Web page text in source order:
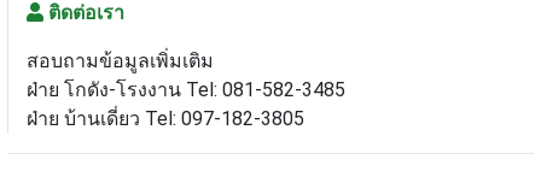
ติดต่อเรา
สอบถามข้อมูลเพิ่มเติม
ฝ่าย โกดัง-โรงงาน Tel: 081-582-3485
ฝ่าย บ้านเดี่ยว Tel: 097-182-3805